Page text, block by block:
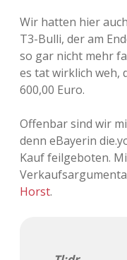
Wir hatten hier
T3-Bulli, der am
so gar nicht mehr
es tat wirklich weh,
600,00 Euro.
Offenbar sind wir
denn eBayerin
Kauf feilgeboten.
Horst.